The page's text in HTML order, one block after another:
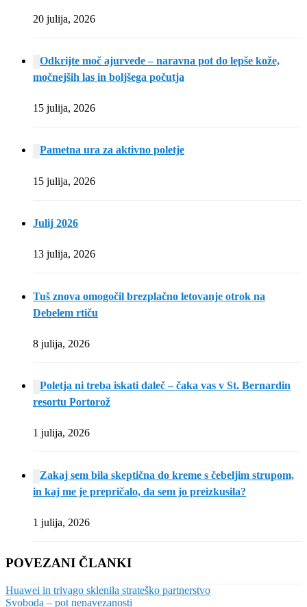
20 julija, 2026
Odkrijte moč ajurvede – naravna pot do lepše kože,
močnejših las in boljšega počutja
15 julija, 2026
Pametna ura za aktivno poletje
15 julija, 2026
Julij 2026
13 julija, 2026
Tuš znova omogočil brezplačno letovanje otrok na
Debelem rtiču
8 julija, 2026
Poletja ni treba iskati daleč – čaka vas v St. Bernardin
resortu Portorož
1 julija, 2026
Zakaj sem bila skeptična do kreme s čebeljim strupom,
in kaj me je prepričalo, da sem jo preizkusila?
1 julija, 2026
POVEZANI ČLANKI
Huawei in trivago sklenila strateško partnerstvo
Svoboda – pot nenavezanosti